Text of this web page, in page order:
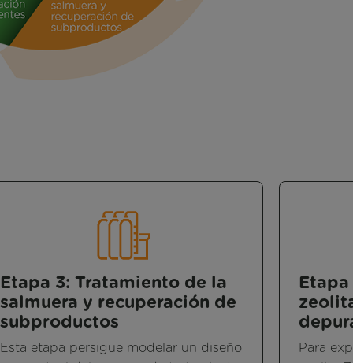
Etapa 3: Tratamiento de la
salmuera y recuperación de
subproductos
Esta etapa persigue modelar un diseño
Para